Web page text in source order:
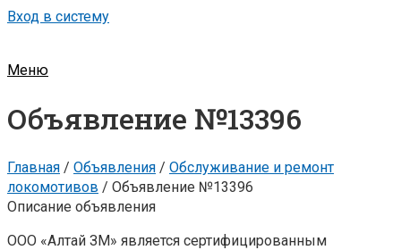
Вход в систему
Меню
Объявление №13396
Главная / Объявления / Обслуживание и ремонт
локомотивов / Объявление №13396
Описание объявления
ООО «Алтай ЗМ» является сертифицированным